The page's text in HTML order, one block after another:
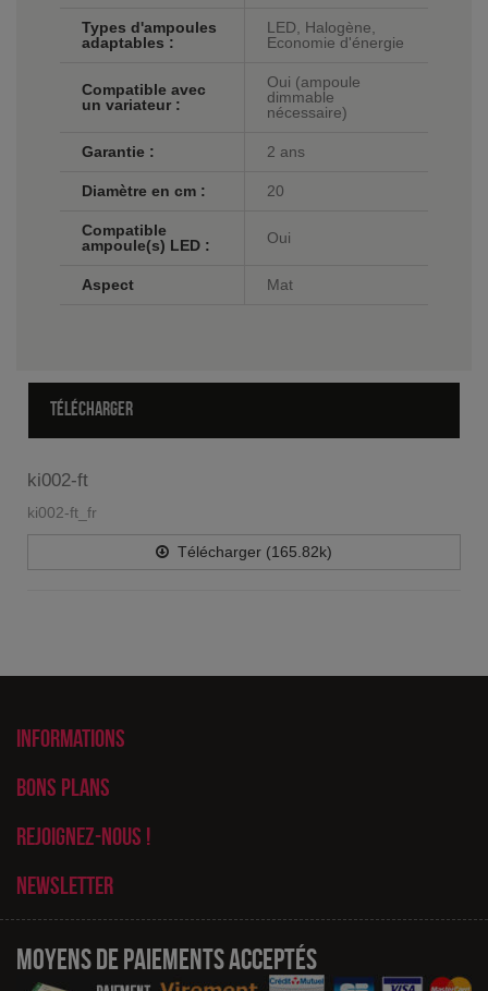
Types d'ampoules
adaptables :
LED, Halogène,
Economie d'énergie
Compatible avec
un variateur :
Oui (ampoule
dimmable
nécessaire)
Garantie : 2 ans
Diamètre en cm : 20
Compatible
ampoule(s) LED :
Oui
Aspect Mat
TÉLÉCHARGER
ki002-ft
ki002-ft_fr
Télécharger (165.82k)
Informations
Bons plans
Rejoignez-nous !
Newsletter
Moyens de paiements acceptés